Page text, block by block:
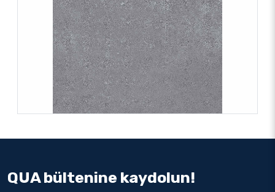
QUA bültenine kaydolun!